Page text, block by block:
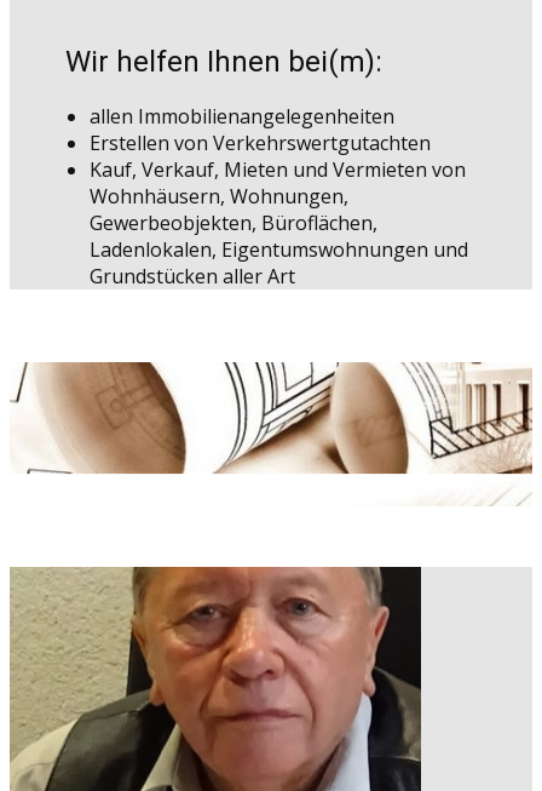
Wir helfen Ihnen bei(m):
allen Immobilienangelegenheiten
Erstellen von Verkehrswertgutachten
Kauf, Verkauf, Mieten und Vermieten von
Wohnhäusern, Wohnungen,
Gewerbeobjekten, Büroflächen,
Ladenlokalen, Eigentumswohnungen und
Grundstücken aller Art